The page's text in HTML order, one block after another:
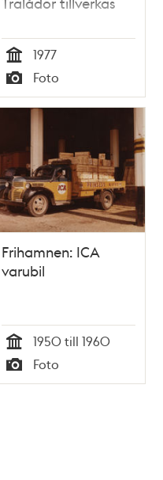
Tid
1977
Typ
Foto
Frihamnen: ICA
varubil
Tid
1950 till 1960
Typ
Foto